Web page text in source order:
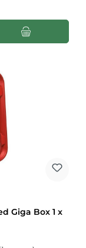
die Schaltflächen
Giga Box 1 x